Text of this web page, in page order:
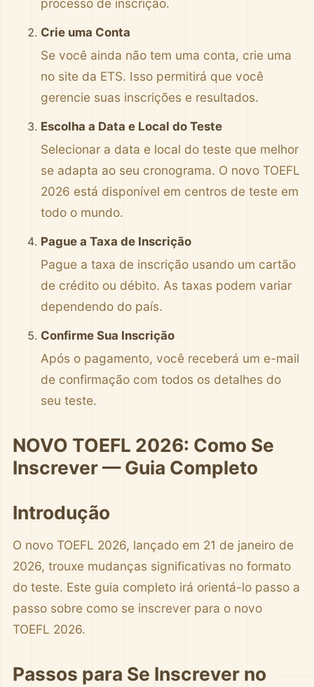
processo de inscrição.
Crie uma Conta
Se você ainda não tem uma conta, crie uma
no site da ETS. Isso permitirá que você
gerencie suas inscrições e resultados.
Escolha a Data e Local do Teste
Selecionar a data e local do teste que melhor
se adapta ao seu cronograma. O novo TOEFL
2026 está disponível em centros de teste em
todo o mundo.
Pague a Taxa de Inscrição
Pague a taxa de inscrição usando um cartão
de crédito ou débito. As taxas podem variar
dependendo do país.
Confirme Sua Inscrição
Após o pagamento, você receberá um e-mail
de confirmação com todos os detalhes do
seu teste.
NOVO TOEFL 2026: Como Se
Inscrever — Guia Completo
Introdução
O novo TOEFL 2026, lançado em 21 de janeiro de
2026, trouxe mudanças significativas no formato
do teste. Este guia completo irá orientá-lo passo a
passo sobre como se inscrever para o novo
TOEFL 2026.
Passos para Se Inscrever no